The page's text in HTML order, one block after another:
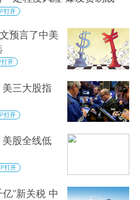
打开
预言了中美
打开
三大股指
打开
股全线低
打开
”新关税 中